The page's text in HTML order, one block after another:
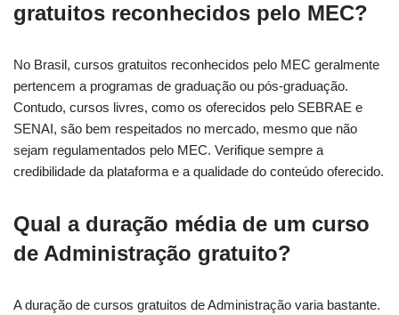
gratuitos reconhecidos pelo MEC?
No Brasil, cursos gratuitos reconhecidos pelo MEC geralmente
pertencem a programas de graduação ou pós-graduação.
Contudo, cursos livres, como os oferecidos pelo SEBRAE e
SENAI, são bem respeitados no mercado, mesmo que não
sejam regulamentados pelo MEC. Verifique sempre a
credibilidade da plataforma e a qualidade do conteúdo oferecido.
Qual a duração média de um curso
de Administração gratuito?
A duração de cursos gratuitos de Administração varia bastante.